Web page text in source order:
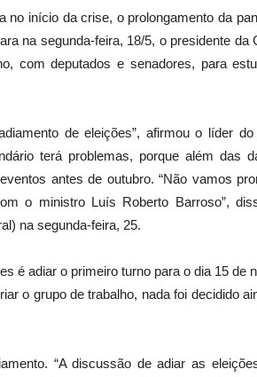
início da crise, o prolongamento da
na segunda-feira, 18/5, o presidente da
com deputados e senadores, para
de eleições”, afirmou o líder do
terá problemas, porque além das
antes de outubro. “Não vamos
o ministro Luís Roberto Barroso”,
na segunda-feira, 25.
é adiar o primeiro turno para o dia 15 de
o grupo de trabalho, nada foi decidido
“A discussão de adiar as